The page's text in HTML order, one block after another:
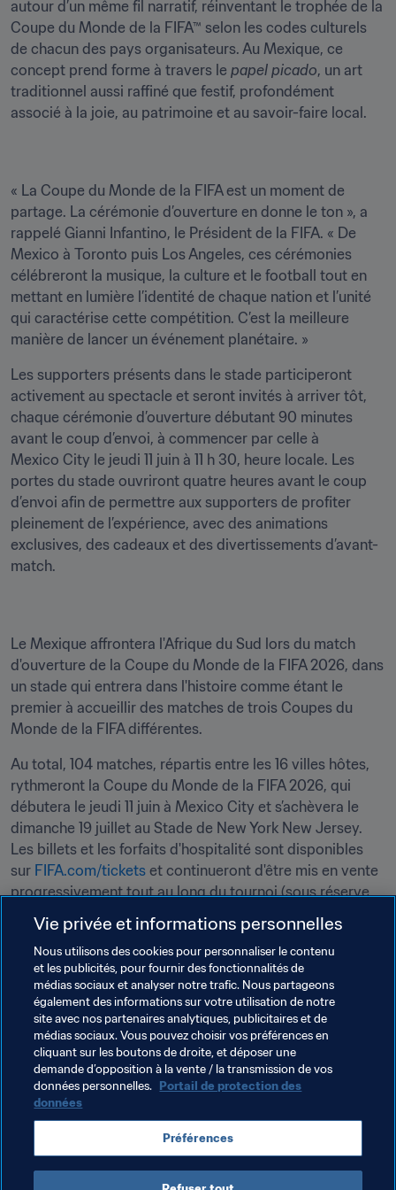
autour d’un même fil narratif, réinventant le trophée de la
Coupe du Monde de la FIFA™ selon les codes culturels
de chacun des pays organisateurs. Au Mexique, ce
concept prend forme à travers le papel picado, un art
traditionnel aussi raffiné que festif, profondément
associé à la joie, au patrimoine et au savoir-faire local.
« La Coupe du Monde de la FIFA est un moment de
partage. La cérémonie d’ouverture en donne le ton », a
rappelé Gianni Infantino, le Président de la FIFA. « De
Mexico à Toronto puis Los Angeles, ces cérémonies
célébreront la musique, la culture et le football tout en
mettant en lumière l’identité de chaque nation et l’unité
qui caractérise cette compétition. C’est la meilleure
manière de lancer un événement planétaire. »
Les supporters présents dans le stade participeront
activement au spectacle et seront invités à arriver tôt,
chaque cérémonie d’ouverture débutant 90 minutes
avant le coup d’envoi, à commencer par celle à
Mexico City le jeudi 11 juin à 11 h 30, heure locale. Les
portes du stade ouvriront quatre heures avant le coup
d’envoi afin de permettre aux supporters de profiter
pleinement de l’expérience, avec des animations
exclusives, des cadeaux et des divertissements d’avant-
match.
Le Mexique affrontera l'Afrique du Sud lors du match
d'ouverture de la Coupe du Monde de la FIFA 2026, dans
un stade qui entrera dans l'histoire comme étant le
premier à accueillir des matches de trois Coupes du
Monde de la FIFA différentes.
Au total, 104 matches, répartis entre les 16 villes hôtes,
rythmeront la Coupe du Monde de la FIFA 2026, qui
débutera le jeudi 11 juin à Mexico City et s’achèvera le
dimanche 19 juillet au Stade de New York New Jersey.
Les billets et les forfaits d'hospitalité sont disponibles
sur FIFA.com/tickets et continueront d'être mis en vente
progressivement tout au long du tournoi (sous réserve
de disponibilité).
Thèmes en lien
Organisation des compétitions Organisation
Coupe du Monde de la FIFA 2026™ Mexico
Concacaf
Vie privée et informations personnelles
Nous utilisons des cookies pour personnaliser le contenu
et les publicités, pour fournir des fonctionnalités de
médias sociaux et analyser notre trafic. Nous partageons
également des informations sur votre utilisation de notre
site avec nos partenaires analytiques, publicitaires et de
médias sociaux. Vous pouvez choisir vos préférences en
cliquant sur les boutons de droite, et déposer une
demande d’opposition à la vente / la transmission de vos
données personnelles. Portail de protection des
données
Préférences